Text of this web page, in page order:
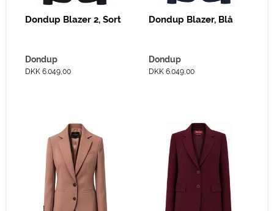
Dondup Blazer 2, Sort
Dondup
DKK 6.049,00
Dondup Blazer, Blå
Dondup
DKK 6.049,00